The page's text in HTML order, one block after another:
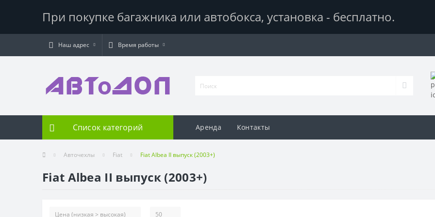
При покупке багажника или автобокса, установка - бесплатно.
Наш адрес Время работы
Список категорий Аренда Контакты
Авточехлы Fiat Fiat Albea II выпуск (2003+)
Fiat Albea II выпуск (2003+)